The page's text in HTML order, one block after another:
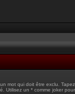
mot qui doit être exclu.
Utilisez un * comme joker